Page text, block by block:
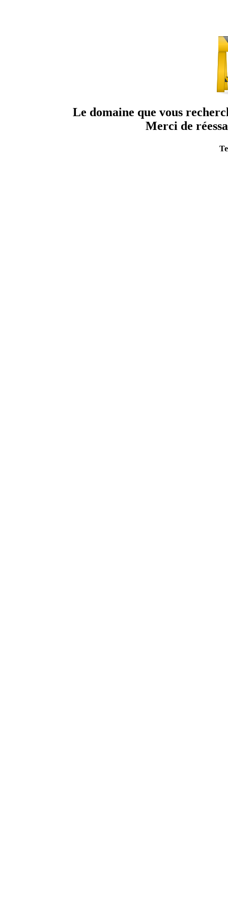
Le domaine que vous
Merci de